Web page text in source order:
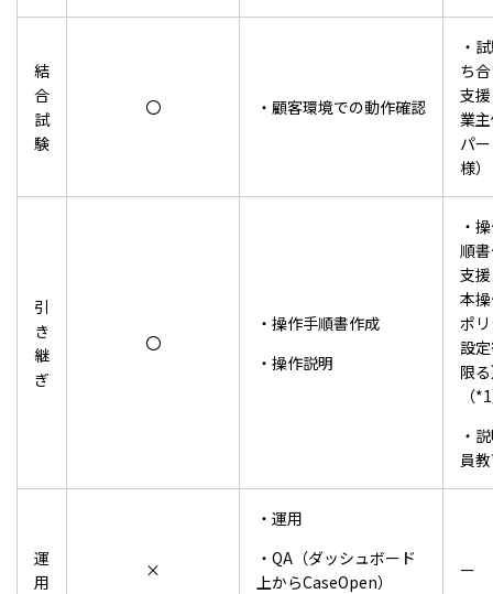
結
合
試
験
〇 ・顧客環境での動作確認
・
ち
支
業
パ
様）
引
き
継
ぎ
〇
・操作手順書作成
・操作説明
・
順
支
本
ポ
設
限
（
・
員
運
用
×
・運用
・QA（ダッシュボード
上からCaseOpen）
ー